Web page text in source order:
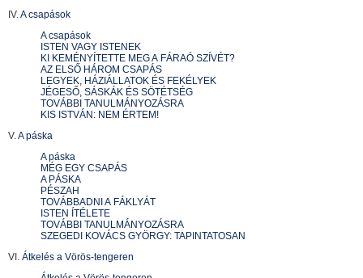
IV.A csapások
A csapások
ISTEN VAGY ISTENEK
KI KEMÉNYÍTETTE MEG A FÁRAÓ SZÍVÉT?
AZ ELSŐ HÁROM CSAPÁS
LEGYEK, HÁZIÁLLATOK ÉS FEKÉLYEK
JÉGESŐ, SÁSKÁK ÉS SÖTÉTSÉG
TOVÁBBI TANULMÁNYOZÁSRA
KIS ISTVÁN: NEM ÉRTEM!
V.A páska
A páska
MÉG EGY CSAPÁS
A PÁSKA
PÉSZAH
TOVÁBBADNI A FÁKLYÁT
ISTEN ÍTÉLETE
TOVÁBBI TANULMÁNYOZÁSRA
SZEGEDI KOVÁCS GYÖRGY: TAPINTATOSAN
VI. Átkelés a Vörös-tengeren